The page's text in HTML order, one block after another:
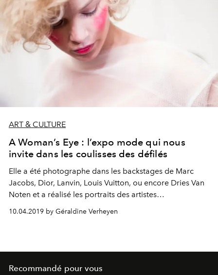
ART & CULTURE
A Woman’s Eye : l’expo mode qui nous
invite dans les coulisses des défilés
Elle a été photographe dans les backstages de Marc
Jacobs, Dior, Lanvin, Louis Vuitton, ou encore Dries Van
Noten et a réalisé les portraits des artistes
contemporains les plus célèbres. Pour la première fois,
Pamela Berkovic va exposer son travail à Bruxelles.
10.04.2019 by Géraldine Verheyen
Recommandé pour vous